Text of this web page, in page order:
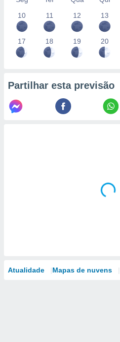
10
11 12 13
17 18 19 20
Partilhar esta previsão
Atualidade Mapas de nuvens